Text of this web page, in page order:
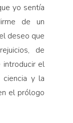
yo sentía
de un
deseo que
de
introducir el
y la
el prólogo